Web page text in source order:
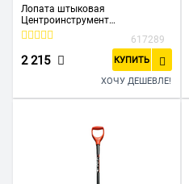
Лопата штыковая
Центроинструмент
Невесомость 2266-ч
617289
2 215 КУПИТЬ
ХОЧУ ДЕШЕВЛЕ!